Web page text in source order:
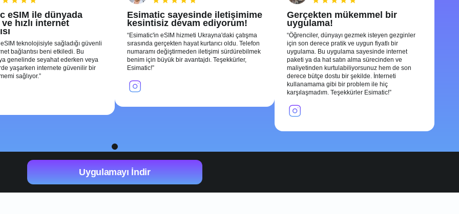
eSIM ile dünyada
hızlı internet
teknolojisiyle sağladığı güvenli
bağlantısı beni etkiledi. Bu
genelinde seyahat ederken veya
yaşarken internete güvenilir bir
sağlıyor.
Esimatic sayesinde iletişimime
kesintisiz devam ediyorum!
Esimatic'in eSIM hizmeti Ukrayna'daki çatışma
sırasında gerçekten hayat kurtarıcı oldu. Telefon
numaramı değiştirmeden iletişimi sürdürebilmek
benim için büyük bir avantajdı. Teşekkürler,
Esimatic!
Gerçekten mükemmel bir
uygulama!
Öğrenciler, dünyayı gezmek isteyen gezginler
için son derece pratik ve uygun fiyatlı bir
uygulama. Bu uygulama sayesinde internet
paketi ya da hat satın alma sürecinden ve
maliyetinden kurtulabiliyorsunuz hem de son
derece bütçe dostu bir şekilde. İnterneti
kullanamama gibi bir problem ile hiç
karşılaşmadım. Teşekkürler Esimatic!
1
Uygulamayı İndir